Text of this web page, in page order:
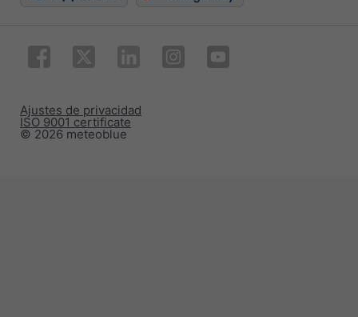
© 2026 meteoblue
ISO 9001 certificate
Ajustes de privacidad